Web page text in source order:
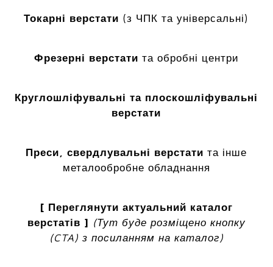
Токарні верстати (з ЧПК та універсальні)
Фрезерні верстати та обробні центри
Круглошліфувальні та плоскошліфувальні
верстати
Преси, свердлувальні верстати та інше
металообробне обладнання
[ Переглянути актуальний каталог
верстатів ] (Тут буде розміщено кнопку
(CTA) з посиланням на каталог)